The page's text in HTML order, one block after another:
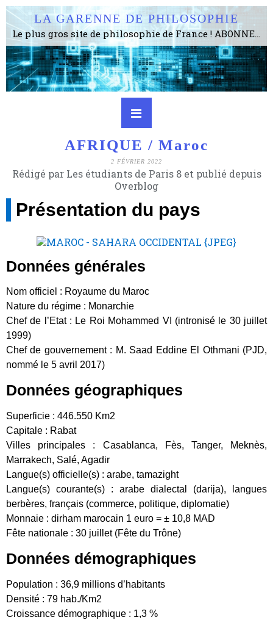
LA GARENNE DE PHILOSOPHIE
Le plus gros site de philosophie de France ! ABONNEZ-VOUS ! 4115 Articles, 1634 abonné·e·s, depuis 2006 . . . . . . . . 2 852 214 pages vues jusqu'à présent. Prestance et être apte à un plus grand nombre de choses.
AFRIQUE / Maroc
2 FÉVRIER 2022
Rédigé par Les étudiants de Paris 8 et publié depuis
Overblog
Présentation du pays
Données générales
Nom officiel : Royaume du Maroc
Nature du régime : Monarchie
Chef de l’Etat : Le Roi Mohammed VI (intronisé le 30 juillet
1999)
Chef de gouvernement : M. Saad Eddine El Othmani (PJD,
nommé le 5 avril 2017)
Données géographiques
Superficie : 446.550 Km2
Capitale : Rabat
Villes principales : Casablanca, Fès, Tanger, Meknès,
Marrakech, Salé, Agadir
Langue(s) officielle(s) : arabe, tamazight
Langue(s) courante(s) : arabe dialectal (darija), langues
berbères, français (commerce, politique, diplomatie)
Monnaie : dirham marocain 1 euro = ± 10,8 MAD
Fête nationale : 30 juillet (Fête du Trône)
Données démographiques
Population : 36,9 millions d’habitants
Densité : 79 hab./Km2
Croissance démographique : 1,3 %